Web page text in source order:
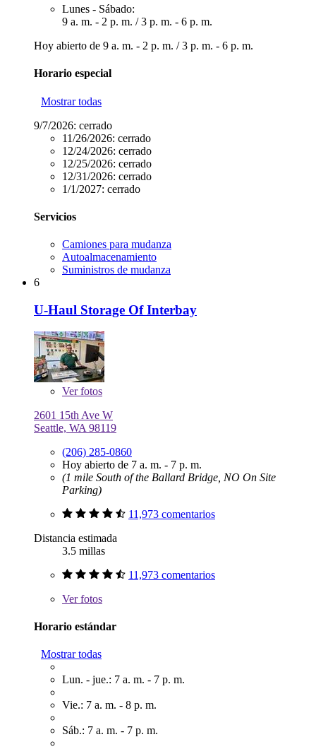
Lunes - Sábado:
9 a. m. - 2 p. m. /3 p. m. - 6 p. m.
Hoy abierto de 9 a. m. - 2 p. m. /3 p. m. - 6 p. m.
Horario especial
Mostrar todas
9/7/2026: cerrado
11/26/2026: cerrado
12/24/2026: cerrado
12/25/2026: cerrado
12/31/2026: cerrado
1/1/2027: cerrado
Servicios
Camiones para mudanza
Autoalmacenamiento
Suministros de mudanza
6
U-Haul Storage Of Interbay
Verfotos
2601 15th Ave W
Seattle, WA 98119
(206) 285-0860
Hoy abierto de 7 a. m. - 7 p. m.
(1 mile South of the Ballard Bridge, NO On Site
Parking)
11,973 comentarios
Distancia estimada
3.5 millas
11,973 comentarios
Verfotos
Horario estándar
Mostrar todas
Lun. - jue.: 7 a. m. - 7 p. m.
Vie.: 7 a. m. - 8 p. m.
Sáb.: 7 a. m. - 7 p. m.